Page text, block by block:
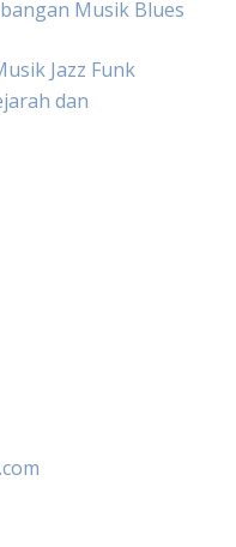
Musik Blues
Jazz Funk
dan